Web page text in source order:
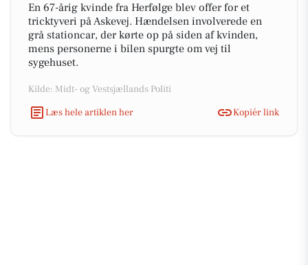
En 67-årig kvinde fra Herfølge blev offer for et
tricktyveri på Askevej. Hændelsen involverede en
grå stationcar, der kørte op på siden af kvinden,
mens personerne i bilen spurgte om vej til
sygehuset.
Kilde: Midt- og Vestsjællands Politi
Læs hele artiklen her
Kopiér link